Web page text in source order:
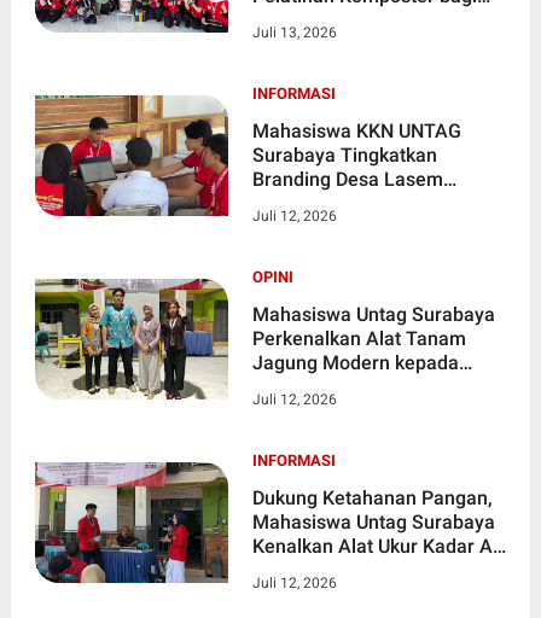
Juli 13, 2026
INFORMASI
Mahasiswa KKN UNTAG
Surabaya Tingkatkan
Branding Desa Lasem
Juli 12, 2026
OPINI
Mahasiswa Untag Surabaya
Perkenalkan Alat Tanam
Jagung Modern kepada
Juli 12, 2026
INFORMASI
Dukung Ketahanan Pangan,
Mahasiswa Untag Surabaya
Kenalkan Alat Ukur Kadar Air
Juli 12, 2026